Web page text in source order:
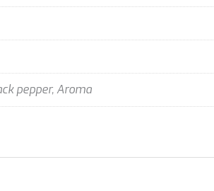
pepper, Aroma